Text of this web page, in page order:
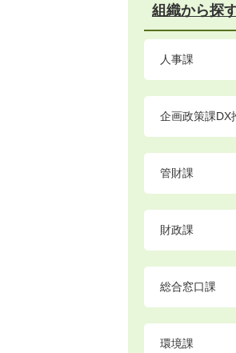
組織から探
人事課
企画政策課DX
管財課
財政課
総合窓口課
環境課